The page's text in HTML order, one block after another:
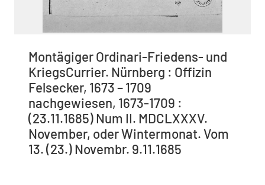
Montägiger Ordinari-Friedens- und
KriegsCurrier. Nürnberg : Offizin
Felsecker, 1673 – 1709
nachgewiesen, 1673-1709 :
(23.11.1685) Num II. MDCLXXXV.
November, oder Wintermonat. Vom
13. (23.) Novembr. 9.11.1685